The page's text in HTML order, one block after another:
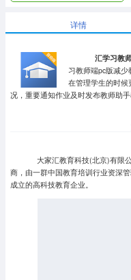
详情
汇学习教
习教师端pc版减
在管理学生的时
况，重要通知作业及时发布教师助手
大家汇教育科技(北京)有限
商，由一群中国教育培训行业资深
成立的高科技教育企业。